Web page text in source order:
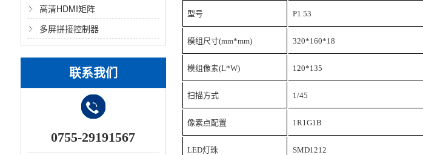
高清HDMI矩阵
多屏拼接控制器
联系我们
0755-29191567
型号 P1.53
模组尺寸(mm*mm) 320*160*18
模组像素(L*W) 120*135
扫描方式 1/45
像素点配置 1R1G1B
LED灯珠 SMD1212